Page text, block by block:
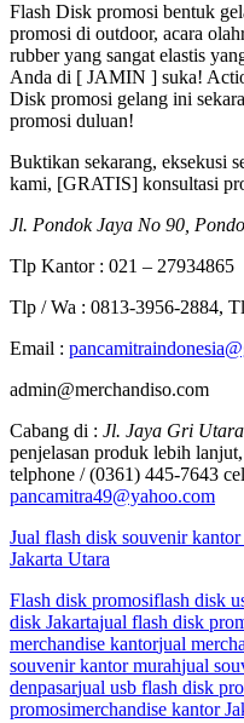
Flash Disk promosi bentuk
promosi di outdoor, acara
rubber yang sangat elastis
Anda di [ JAMIN ] suka!
Disk promosi gelang ini
promosi duluan!
Buktikan sekarang, eksekusi
kami, [GRATIS] konsultasi
Jl. Pondok Jaya No 90,
Tlp Kantor : 021 – 27934865
Tlp / Wa : 0813-3956-2884,
Email :
admin@merchandiso.com
Cabang di : Jl. Jaya Gri
penjelasan produk lebih
telphone / (0361) 445-7643
pancamitra49@yahoo.com
Jual flash disk souvenir
Jakarta Utara
Flash disk promosiflash disk
disk Jakartajual flash disk
merchandise kantorjual
souvenir kantor murahjual
denpasarjual usb flash disk
promosimerchandise kantor